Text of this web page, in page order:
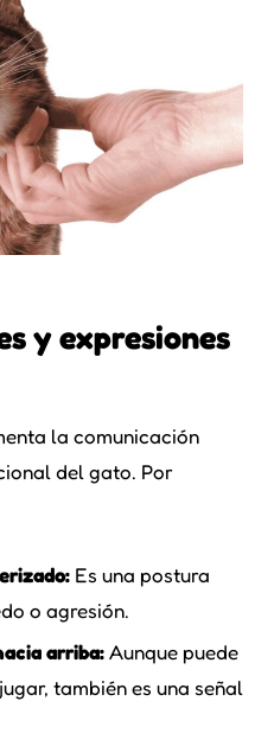
y expresiones
la comunicación
del gato. Por
Es una postura
o agresión.
arriba:Aunque puede
también es una señal